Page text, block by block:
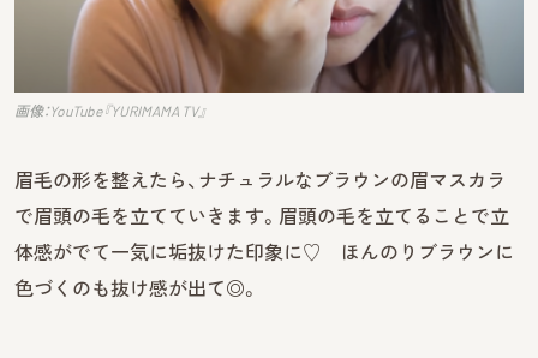
画像：YouTube『YURIMAMA TV』
眉毛の形を整えたら、ナチュラルなブラウンの眉マスカラ
で眉頭の毛を立てていきます。眉頭の毛を立てることで立
体感がでて一気に垢抜けた印象に♡ ほんのりブラウンに
色づくのも抜け感が出て◎。